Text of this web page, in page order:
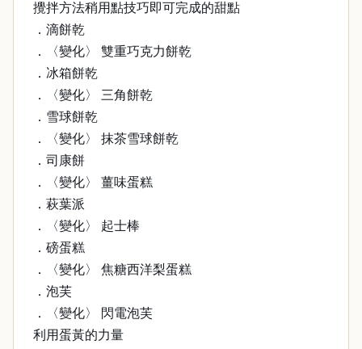
攪拌方法稍用點技巧即可完成的甜點
．滴餅乾
．〈變化〉 雙重巧克力餅乾
．冰箱餅乾
．〈變化〉 三角餅乾
．雪球餅乾
．〈變化〉 抹茶雪球餅乾
．司康餅
．〈變化〉 薑味蛋糕
．萩葉派
．〈變化〉 起士棒
．磅蛋糕
．〈變化〉 焦糖西洋梨蛋糕
．泡芙
．〈變化〉 閃電泡芙
利用蛋黃的力量